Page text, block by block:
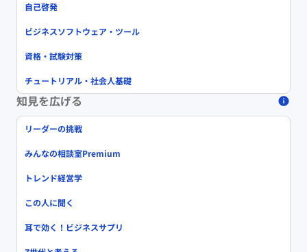
自己啓発
ビジネスソフトウェア・ツール
資格・試験対策
チュートリアル・社会人基礎
知見を広げる
リーダーの挑戦
みんなの相談室Premium
トレンド経営学
この人に聞く
耳で効く！ビジネスサプリ